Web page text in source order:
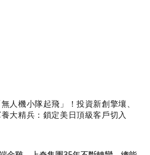
人機小隊起飛」！投資新創擎壤、
大精兵：鎖定美日頂級客戶切入